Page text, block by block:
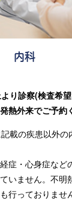
内科
り診察(検査希
熱外来でご予約
載の疾患以外の
症・心身症など
いません。不明
行っておりませ